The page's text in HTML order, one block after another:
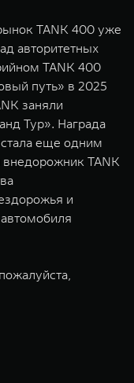
TANK 400 уже
авторитетных
TANK 400
путь» в 2025
заняли
Тур». Награда
еще одним
TANK
и